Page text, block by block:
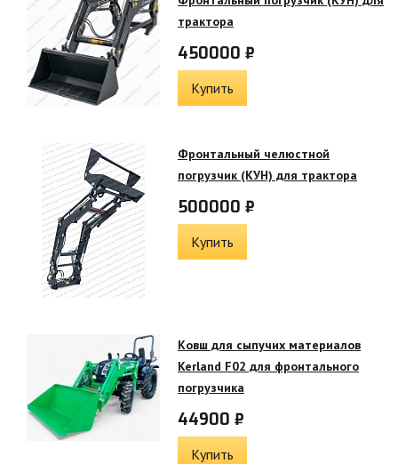
трактора
450000 ₽
Купить
Фронтальный челюстной
погрузчик (КУН) для трактора
500000 ₽
Купить
Ковш для сыпучих материалов
Kerland F02 для фронтального
погрузчика
44900 ₽
Купить